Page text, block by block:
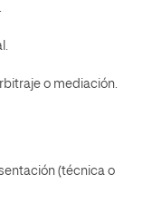
o mediación.
(técnica o